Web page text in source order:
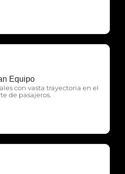
Equipo
con vasta trayectoria en el
de pasajeros.
Servicios